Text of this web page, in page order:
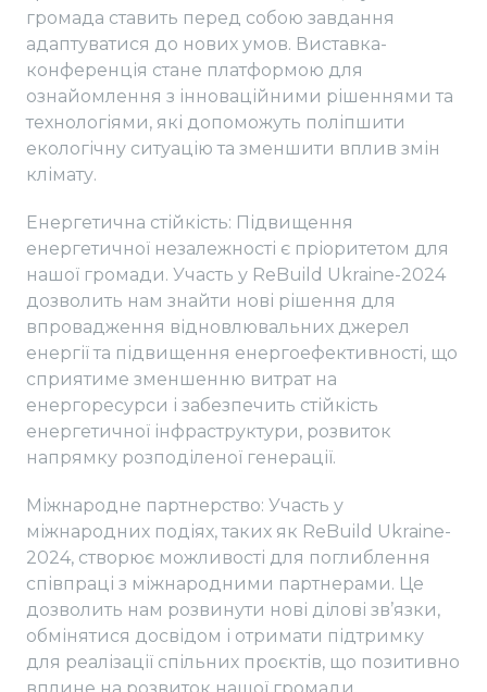
громада ставить перед собою завдання
адаптуватися до нових умов. Виставка-
конференція стане платформою для
ознайомлення з інноваційними рішеннями та
технологіями, які допоможуть поліпшити
екологічну ситуацію та зменшити вплив змін
клімату.
Енергетична стійкість: Підвищення
енергетичної незалежності є пріоритетом для
нашої громади. Участь у ReBuild Ukraine-2024
дозволить нам знайти нові рішення для
впровадження відновлювальних джерел
енергії та підвищення енергоефективності, що
сприятиме зменшенню витрат на
енергоресурси і забезпечить стійкість
енергетичної інфраструктури, розвиток
напрямку розподіленої генерації.
Міжнародне партнерство: Участь у
міжнародних подіях, таких як ReBuild Ukraine-
2024, створює можливості для поглиблення
співпраці з міжнародними партнерами. Це
дозволить нам розвинути нові ділові зв’язки,
обмінятися досвідом і отримати підтримку
для реалізації спільних проєктів, що позитивно
вплине на розвиток нашої громади.